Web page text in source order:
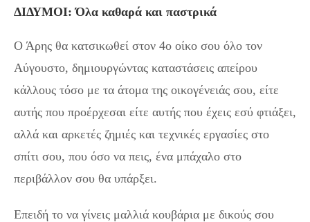
ΔΙΔΥΜΟΙ: Όλα καθαρά και παστρικά
Ο Άρης θα κατσικωθεί στον 4ο οίκο σου όλο τον
Αύγουστο, δημιουργώντας καταστάσεις απείρου
κάλλους τόσο με τα άτομα της οικογένειάς σου, είτε
αυτής που προέρχεσαι είτε αυτής που έχεις εσύ φτιάξει,
αλλά και αρκετές ζημιές και τεχνικές εργασίες στο
σπίτι σου, που όσο να πεις, ένα μπάχαλο στο
περιβάλλον σου θα υπάρξει.
Επειδή το να γίνεις μαλλιά κουβάρια με δικούς σου